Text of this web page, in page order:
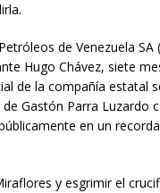
de Venezuela
Hugo Chávez, siete
de la compañía estatal
Gastón Parra Luzardo
en un
y esgrimir el